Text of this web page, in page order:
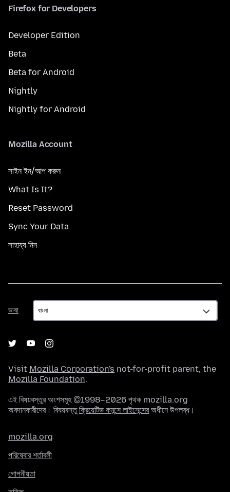
Firefox for Developers
Developer Edition
Beta
Beta for Android
Nightly
Nightly for Android
Mozilla Account
সাইন ইন/আপ করুন
What Is It?
Reset Password
Sync Your Data
সাহায্য নিন
ভাষা
ভাষা
Visit Mozilla Corporation's not-for-profit parent, the
Mozilla Foundation.
এই বিষয়বস্তুর অংশসমূহ ©1998–2026 পৃথক mozilla.org
অবদানকারীদের। বিষয়বস্তুক্রিয়েটিভ কমন্সে লাইসেন্সেরঅধীনে উপলব্ধ।
mozilla.org
পরিষেবার শর্তাবলী
গোপনীয়তা